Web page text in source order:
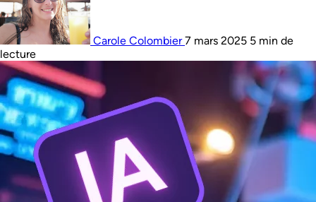
Carole Colombier 7 mars 2025 5 min de
lecture